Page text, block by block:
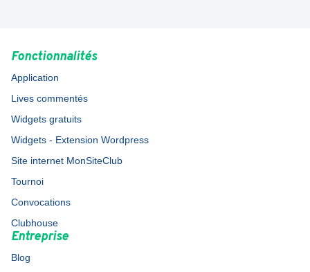
Fonctionnalités
Application
Lives commentés
Widgets gratuits
Widgets - Extension Wordpress
Site internet MonSiteClub
Tournoi
Convocations
Clubhouse
Entreprise
Blog